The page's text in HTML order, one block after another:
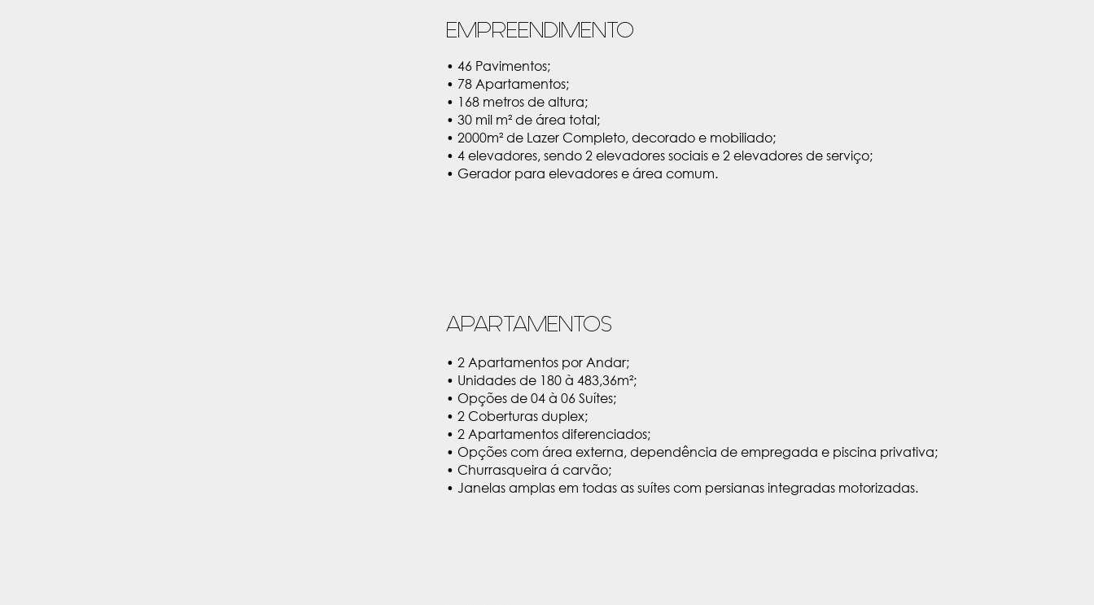
EMPREENDIMENTO
• 46 Pavimentos;
• 78 Apartamentos;
• 168 metros de altura;
• 30 mil m² de área total;
• 2000m² de Lazer Completo, decorado e mobiliado;
• 4 elevadores, sendo 2 elevadores sociais e 2 elevadores de serviço;
• Gerador para elevadores e área comum.
APARTAMENTOS
• 2 Apartamentos por Andar;
• Unidades de 180 à 483,36m²;
• Opções de 04 à 06 Suítes;
• 2 Coberturas duplex;
• 2 Apartamentos diferenciados;
• Opções com área externa, dependência de empregada e piscina privativa;
• Churrasqueira á carvão;
• Janelas amplas em todas as suítes com persianas integradas motorizadas.